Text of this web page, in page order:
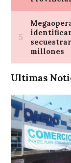
Ultimas